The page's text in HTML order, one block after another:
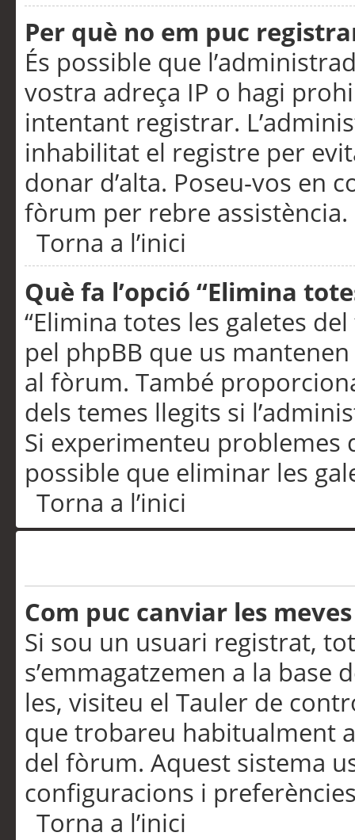
Per què no em puc
És possible que
vostra adreça IP o hagi
intentant registrar.
inhabilitat el registre per
donar d’alta. Poseu-vos en
fòrum per rebre assistència.
Torna a l’inici
Què fa l’opció “Elimina
“Elimina totes les galetes
pel phpBB que us
al fòrum. També
dels temes llegits si
Si experimenteu problemes
possible que eliminar les
Torna a l’inici
Com puc canviar les
Si sou un usuari registrat,
s’emmagatzemen a la
les, visiteu el Tauler de
que trobareu habitualment
del fòrum. Aquest sistema
configuracions i
Torna a l’inici